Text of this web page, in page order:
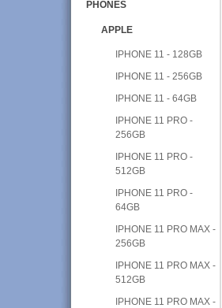
PHONES
APPLE
IPHONE 11 - 128GB
IPHONE 11 - 256GB
IPHONE 11 - 64GB
IPHONE 11 PRO -
256GB
IPHONE 11 PRO -
512GB
IPHONE 11 PRO -
64GB
IPHONE 11 PRO MAX -
256GB
IPHONE 11 PRO MAX -
512GB
IPHONE 11 PRO MAX -